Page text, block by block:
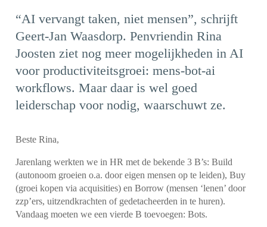
“AI vervangt taken, niet mensen”, schrijft
Geert-Jan Waasdorp. Penvriendin Rina
Joosten ziet nog meer mogelijkheden in AI
voor productiviteitsgroei: mens-bot-ai
workflows. Maar daar is wel goed
leiderschap voor nodig, waarschuwt ze.
Beste Rina,
Jarenlang werkten we in HR met de bekende 3 B’s: Build
(autonoom groeien o.a. door eigen mensen op te leiden), Buy
(groei kopen via acquisities) en Borrow (mensen ‘lenen’ door
zzp’ers, uitzendkrachten of gedetacheerden in te huren).
Vandaag moeten we een vierde B toevoegen: Bots.